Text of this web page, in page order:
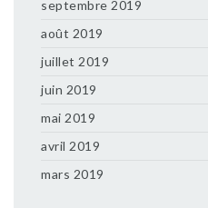
septembre 2019
août 2019
juillet 2019
juin 2019
mai 2019
avril 2019
mars 2019